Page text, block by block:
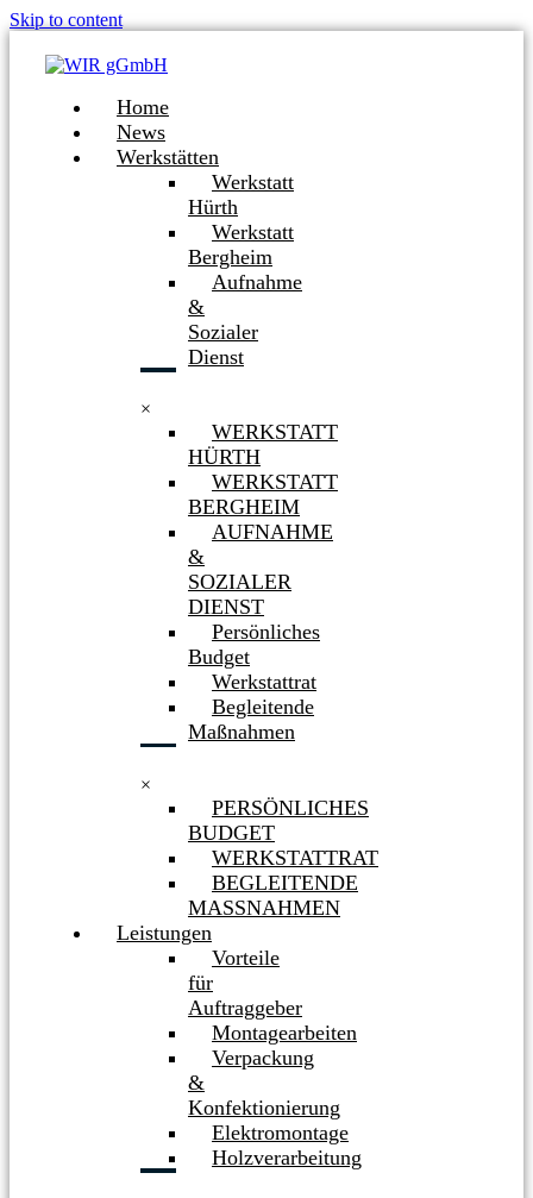
Skip to content
Home
News
Werkstätten
Werkstatt
Hürth
Werkstatt
Bergheim
Aufnahme
&
Sozialer
Dienst
×
WERKSTATT
HÜRTH
WERKSTATT
BERGHEIM
AUFNAHME
&
SOZIALER
DIENST
Persönliches
Budget
Werkstattrat
Begleitende
Maßnahmen
×
PERSÖNLICHES
BUDGET
WERKSTATTRAT
BEGLEITENDE
MASSNAHMEN
Leistungen
Vorteile
für
Auftraggeber
Montagearbeiten
Verpackung
&
Konfektionierung
Elektromontage
Holzverarbeitung